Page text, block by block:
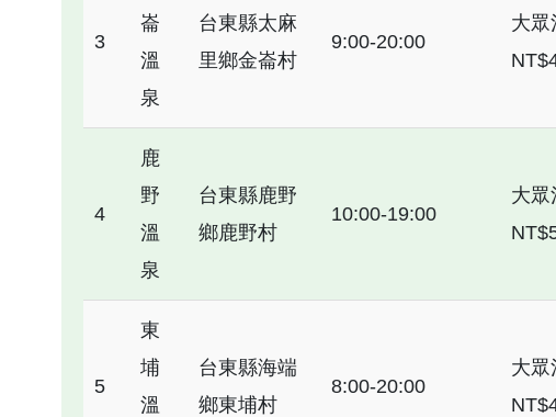
3
崙
溫
泉
台東縣太麻
里鄉金崙村
9:00-20:00
大眾
4
鹿
野
溫
泉
台東縣鹿野
鄉鹿野村
10:00-19:00
大眾
5
東
埔
溫
台東縣海端
鄉東埔村
8:00-20:00
大眾